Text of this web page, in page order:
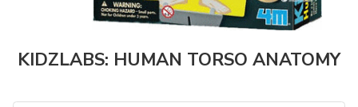
KIDZLABS: HUMAN TORSO ANATOMY